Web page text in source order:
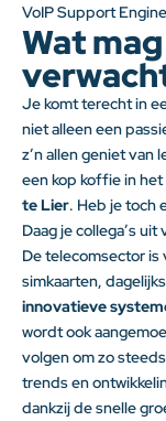
VoIP Support
Wat
Je komt terecht in
niet alleen een
z’n allen geniet van
een kop koffie in het
te Lier. Heb je toch
Daag je collega’s
De telecomsector
simkaarten,
innovatieve
wordt ook
volgen om zo
trends en
dankzij de snelle